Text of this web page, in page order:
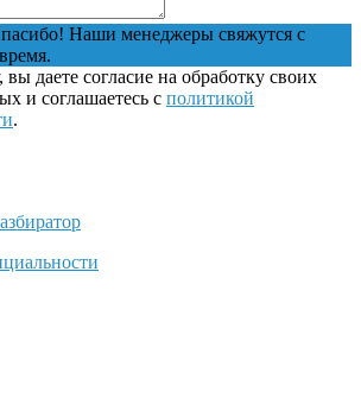
Наши менеджеры свяжутся с
даете согласие на обработку своих
и соглашаетесь с политикой
.